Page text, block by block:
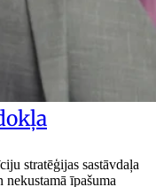
stratēģijas sastāvdaļa
īpašuma